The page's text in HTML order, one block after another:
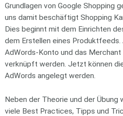
Grundlagen von Google Shopping
uns damit beschäftigt Shopping
Dies beginnt mit dem Einrichten
dem Erstellen eines Produktfeeds.
AdWords-Konto und das
verknüpft werden. Jetzt können
AdWords angelegt werden.
Neben der Theorie und der Übung
viele Best Practices, Tipps und